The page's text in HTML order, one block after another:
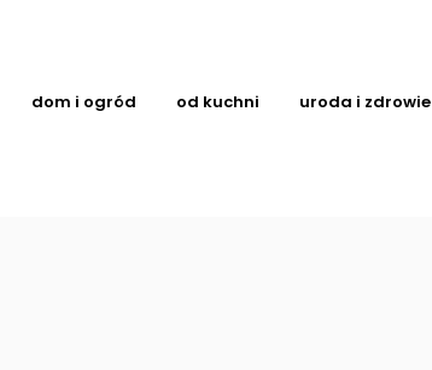
dom i ogród od kuchni uroda i zdrowie